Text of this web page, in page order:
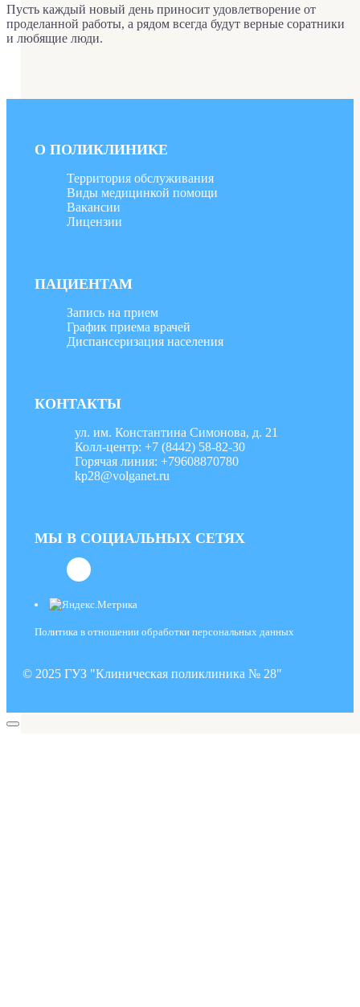
Пусть каждый новый день приносит удовлетворение от
проделанной работы, а рядом всегда будут верные соратники
и любящие люди.
О ПОЛИКЛИНИКЕ
Территория обслуживания
Виды медицинкой помощи
Вакансии
Лицензии
ПАЦИЕНТАМ
Запись на прием
График приема врачей
Диспансеризация населения
КОНТАКТЫ
ул. им. Константина Симонова, д. 21
Колл-центр: +7 (8442) 58-82-30
Горячая линия: +79608870780
kp28@volganet.ru
МЫ В СОЦИАЛЬНЫХ СЕТЯХ
Политика в отношении обработки персональных данных
© 2025 ГУЗ "Клиническая поликлиника № 28"